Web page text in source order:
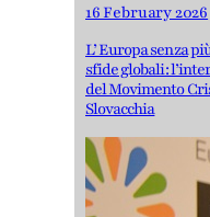
16 February 2026
L’ Europa senza
sfide globali:
del Movimento
Slovacchia